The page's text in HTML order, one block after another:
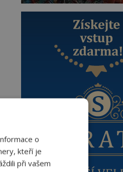
o
kteří je
při vašem